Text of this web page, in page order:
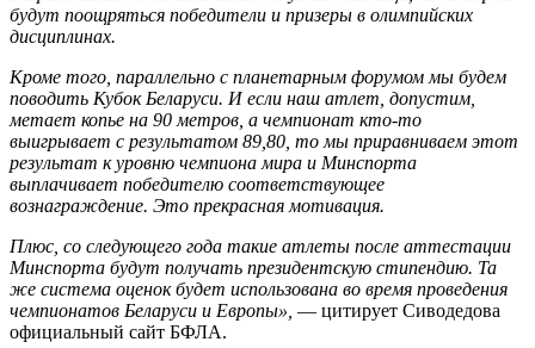
будут поощряться победители и призеры в олимпийских
дисциплинах.
Кроме того, параллельно с планетарным форумом мы будем
поводить Кубок Беларуси. И если наш атлет, допустим,
метает копье на 90 метров, а чемпионат кто-то
выигрывает с результатом 89,80, то мы приравниваем этот
результат к уровню чемпиона мира и Минспорта
выплачивает победителю соответствующее
вознаграждение. Это прекрасная мотивация.
Плюс, со следующего года такие атлеты после аттестации
Минспорта будут получать президентскую стипендию. Та
же система оценок будет использована во время проведения
чемпионатов Беларуси и Европы», — цитирует Сиводедова
официальный сайт БФЛА.